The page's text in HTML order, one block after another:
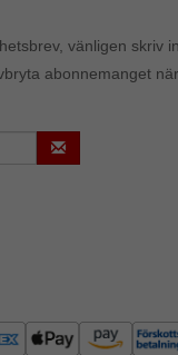
vänligen skriv in
abonnemanget när